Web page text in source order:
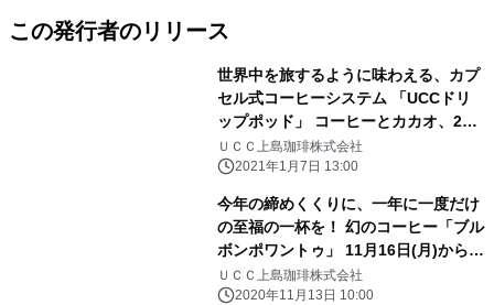
この発行者のリリース
世界中を旅するように味わえる、カプ
セル式コーヒーシステム 「UCCドリ
ップポッド」 コーヒーとカカオ、2つ
の素材を果実として味わう シンプルで
贅沢なひとときを提案する、 期間限定
のセット商品を発売
ＵＣＣ上島珈琲株式会社
2021年1月7日 13:00
今年の締めくくりに、一年に一度だけ
の至福の一杯を！ 幻のコーヒー「ブル
ボンポワントゥ」 11月16日(月)から予
約受付開始
ＵＣＣ上島珈琲株式会社
2020年11月13日 10:00